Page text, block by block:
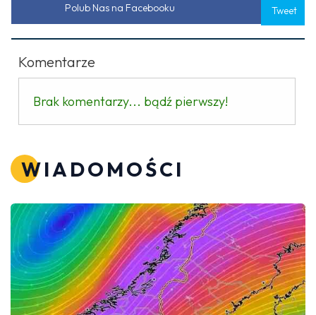
Tweet
Polub Nas na Facebooku
Komentarze
Brak komentarzy... bądź pierwszy!
WIADOMOŚCI